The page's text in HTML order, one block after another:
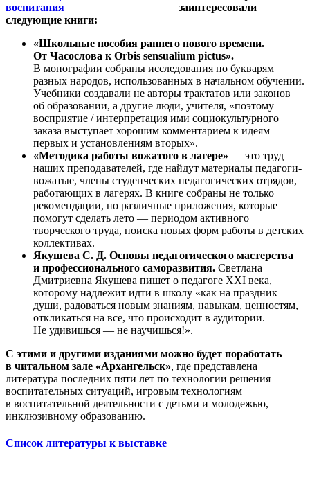
заинтересовали
следующие книги:
«Школьные пособия раннего нового времени.
От Часослова к Orbis sensualium pictus».
В монографии собраны исследования по букварям
разных народов, использованных в начальном обучении.
Учебники создавали не авторы трактатов или законов
об образовании, а другие люди, учителя, «поэтому
восприятие / интерпретация ими социокультурного
заказа выступает хорошим комментарием к идеям
первых и установлениям вторых».
«Методика работы вожатого в лагере» — это труд
наших преподавателей, где найдут материалы педагоги-
вожатые, члены студенческих педагогических отрядов,
работающих в лагерях. В книге собраны не только
рекомендации, но различные приложения, которые
помогут сделать лето — периодом активного
творческого труда, поиска новых форм работы в детских
коллективах.
Якушева С. Д. Основы педагогического мастерства
и профессионального саморазвития. Светлана
Дмитриевна Якушева пишет о педагоге XXI века,
которому надлежит идти в школу «как на праздник
души, радоваться новым знаниям, навыкам, ценностям,
откликаться на все, что происходит в аудитории.
Не удивишься — не научишься!».
С этими и другими изданиями можно будет поработать
в читальном зале «Архангельск», где представлена
литература последних пяти лет по технологии решения
воспитательных ситуаций, игровым технологиям
в воспитательной деятельности с детьми и молодежью,
инклюзивному образованию.
Список литературы к выставке